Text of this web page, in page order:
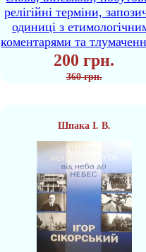
релігійні терміни,
одиниці з
коментарями та
200 грн.
360 грн.
Шпака І. В.